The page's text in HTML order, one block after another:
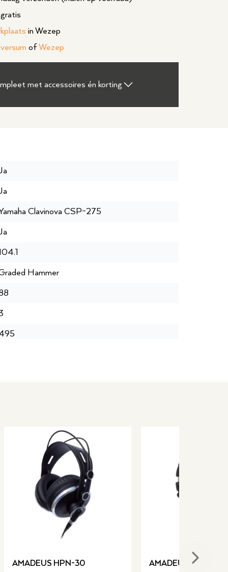
in Wezep
of Wezep
met accessoires én korting
Ja
Ja
Yamaha Clavinova CSP-275
Ja
104.1
Graded Hammer
88
495
47 Drum/SFX Kits
AMADEUS HPN-30
AMADEUS HPN-40
Next